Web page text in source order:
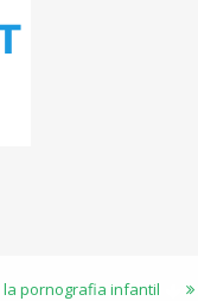
pornografia infantil